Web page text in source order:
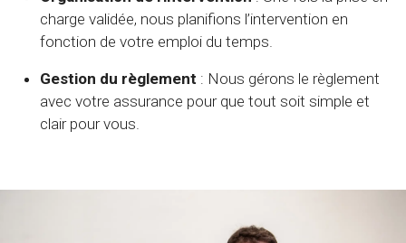
charge validée, nous planifions l’intervention en
fonction de votre emploi du temps.
Gestion du règlement : Nous gérons le règlement
avec votre assurance pour que tout soit simple et
clair pour vous.